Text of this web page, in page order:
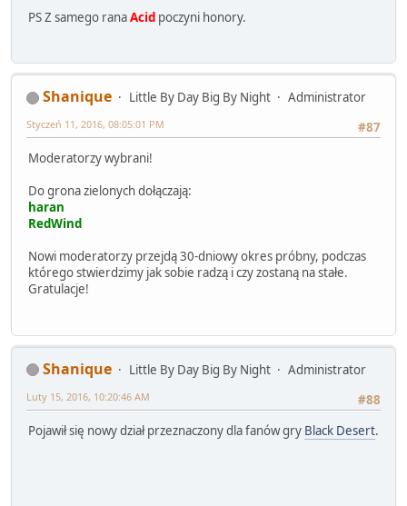
PS Z samego ranaAcid poczyni honory.
Shanique Little By Day Big By Night
Administrator
#87
Styczeń 11, 2016, 08:05:01 PM
Moderatorzy wybrani!
Do grona zielonych dołączają:
haran
RedWind
Nowi moderatorzy przejdą 30-dniowy okres próbny, podczas
którego stwierdzimy jak sobie radzą i czy zostaną na stałe.
Gratulacje!
Shanique Little By Day Big By Night
Administrator
#88
Luty 15, 2016, 10:20:46 AM
Pojawił się nowy dział przeznaczony dla fanów gry Black Desert.